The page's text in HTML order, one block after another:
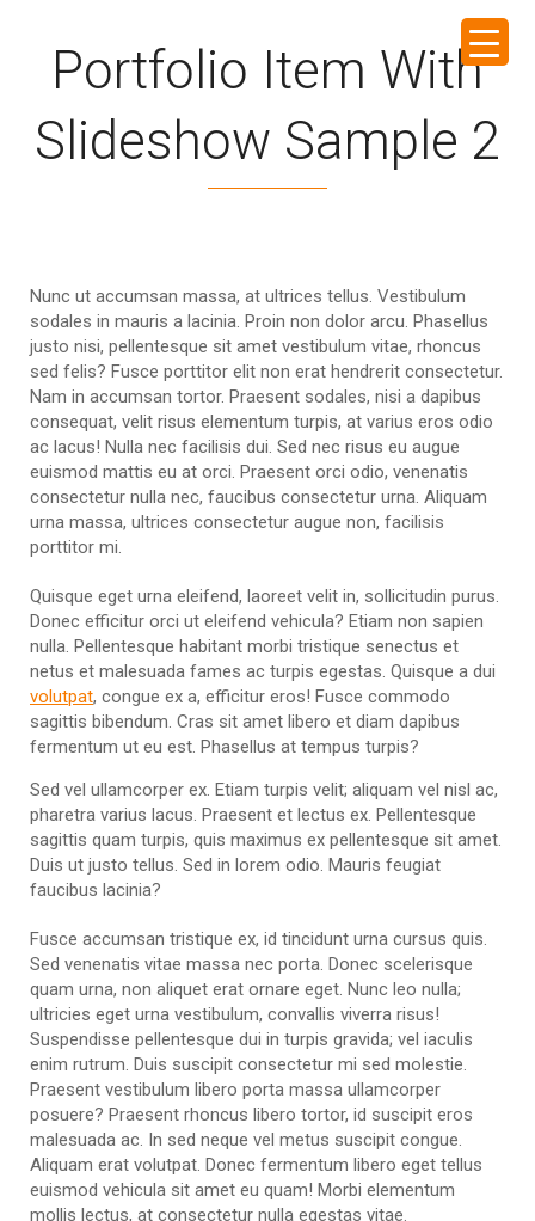
Portfolio Item With
Slideshow Sample 2
Nunc ut accumsan massa, at ultrices tellus. Vestibulum
sodales in mauris a lacinia. Proin non dolor arcu. Phasellus
justo nisi, pellentesque sit amet vestibulum vitae, rhoncus
sed felis? Fusce porttitor elit non erat hendrerit consectetur.
Nam in accumsan tortor. Praesent sodales, nisi a dapibus
consequat, velit risus elementum turpis, at varius eros odio
ac lacus! Nulla nec facilisis dui. Sed nec risus eu augue
euismod mattis eu at orci. Praesent orci odio, venenatis
consectetur nulla nec, faucibus consectetur urna. Aliquam
urna massa, ultrices consectetur augue non, facilisis
porttitor mi.
Quisque eget urna eleifend, laoreet velit in, sollicitudin purus.
Donec efficitur orci ut eleifend vehicula? Etiam non sapien
nulla. Pellentesque habitant morbi tristique senectus et
netus et malesuada fames ac turpis egestas. Quisque a dui
volutpat, congue ex a, efficitur eros! Fusce commodo
sagittis bibendum. Cras sit amet libero et diam dapibus
fermentum ut eu est. Phasellus at tempus turpis?
Sed vel ullamcorper ex. Etiam turpis velit; aliquam vel nisl ac,
pharetra varius lacus. Praesent et lectus ex. Pellentesque
sagittis quam turpis, quis maximus ex pellentesque sit amet.
Duis ut justo tellus. Sed in lorem odio. Mauris feugiat
faucibus lacinia?
Fusce accumsan tristique ex, id tincidunt urna cursus quis.
Sed venenatis vitae massa nec porta. Donec scelerisque
quam urna, non aliquet erat ornare eget. Nunc leo nulla;
ultricies eget urna vestibulum, convallis viverra risus!
Suspendisse pellentesque dui in turpis gravida; vel iaculis
enim rutrum. Duis suscipit consectetur mi sed molestie.
Praesent vestibulum libero porta massa ullamcorper
posuere? Praesent rhoncus libero tortor, id suscipit eros
malesuada ac. In sed neque vel metus suscipit congue.
Aliquam erat volutpat. Donec fermentum libero eget tellus
euismod vehicula sit amet eu quam! Morbi elementum
mollis lectus, at consectetur nulla egestas vitae.